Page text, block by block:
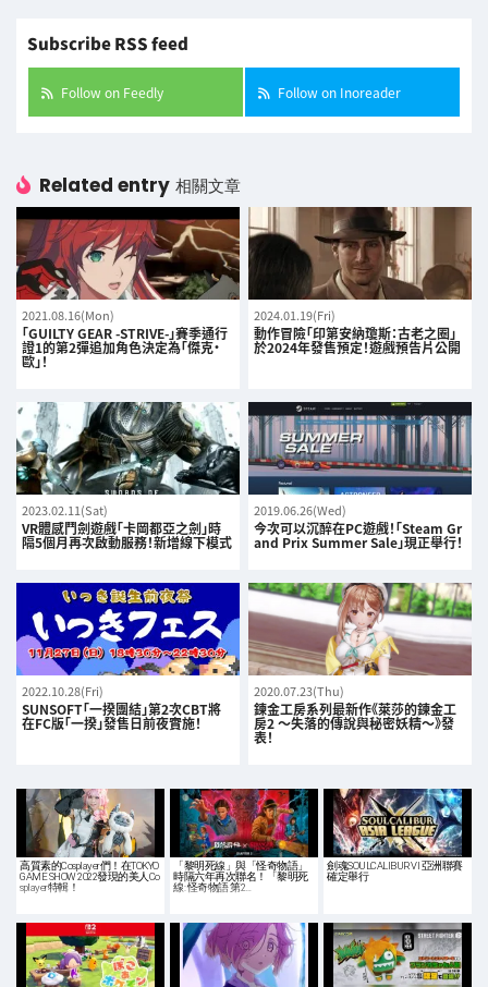
Subscribe RSS feed
Follow on Feedly Follow on Inoreader
Related entry 相關文章
2021.08.16(Mon)
「GUILTY GEAR -STRIVE-」賽季通行
證1的第2彈追加角色決定為「傑克・
歐」！
2024.01.19(Fri)
動作冒險「印第安納瓊斯：古老之圈」
於2024年發售預定！遊戲預告片公開
2023.02.11(Sat)
VR體感鬥劍遊戲「卡岡都亞之劍」時
隔5個月再次啟動服務！新增線下模式
2019.06.26(Wed)
今次可以沉醉在PC遊戲！「Steam Gr
and Prix Summer Sale」現正舉行！
2022.10.28(Fri)
SUNSOFT「一揆團結」第2次CBT將
在FC版「一揆」發售日前夜實施！
2020.07.23(Thu)
鍊金工房系列最新作《萊莎的鍊金工
房2 ～失落的傳說與秘密妖精～》發
表！
高質素的Cosplayer們！在TOKYO
GAME SHOW 2022發現的美人Co
splayer特輯！
「黎明死線」與「怪奇物語」
時隔六年再次聯名！「黎明死
線: 怪奇物語 第2…
劍魂SOULCALIBUR VI 亞洲聯賽
確定舉行